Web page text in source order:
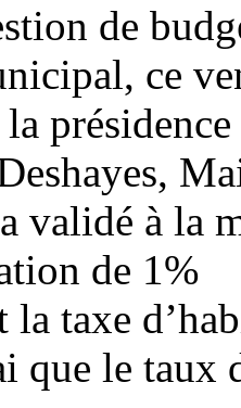
de
ce
présidence
validé à la
de 1%
la taxe
que le taux